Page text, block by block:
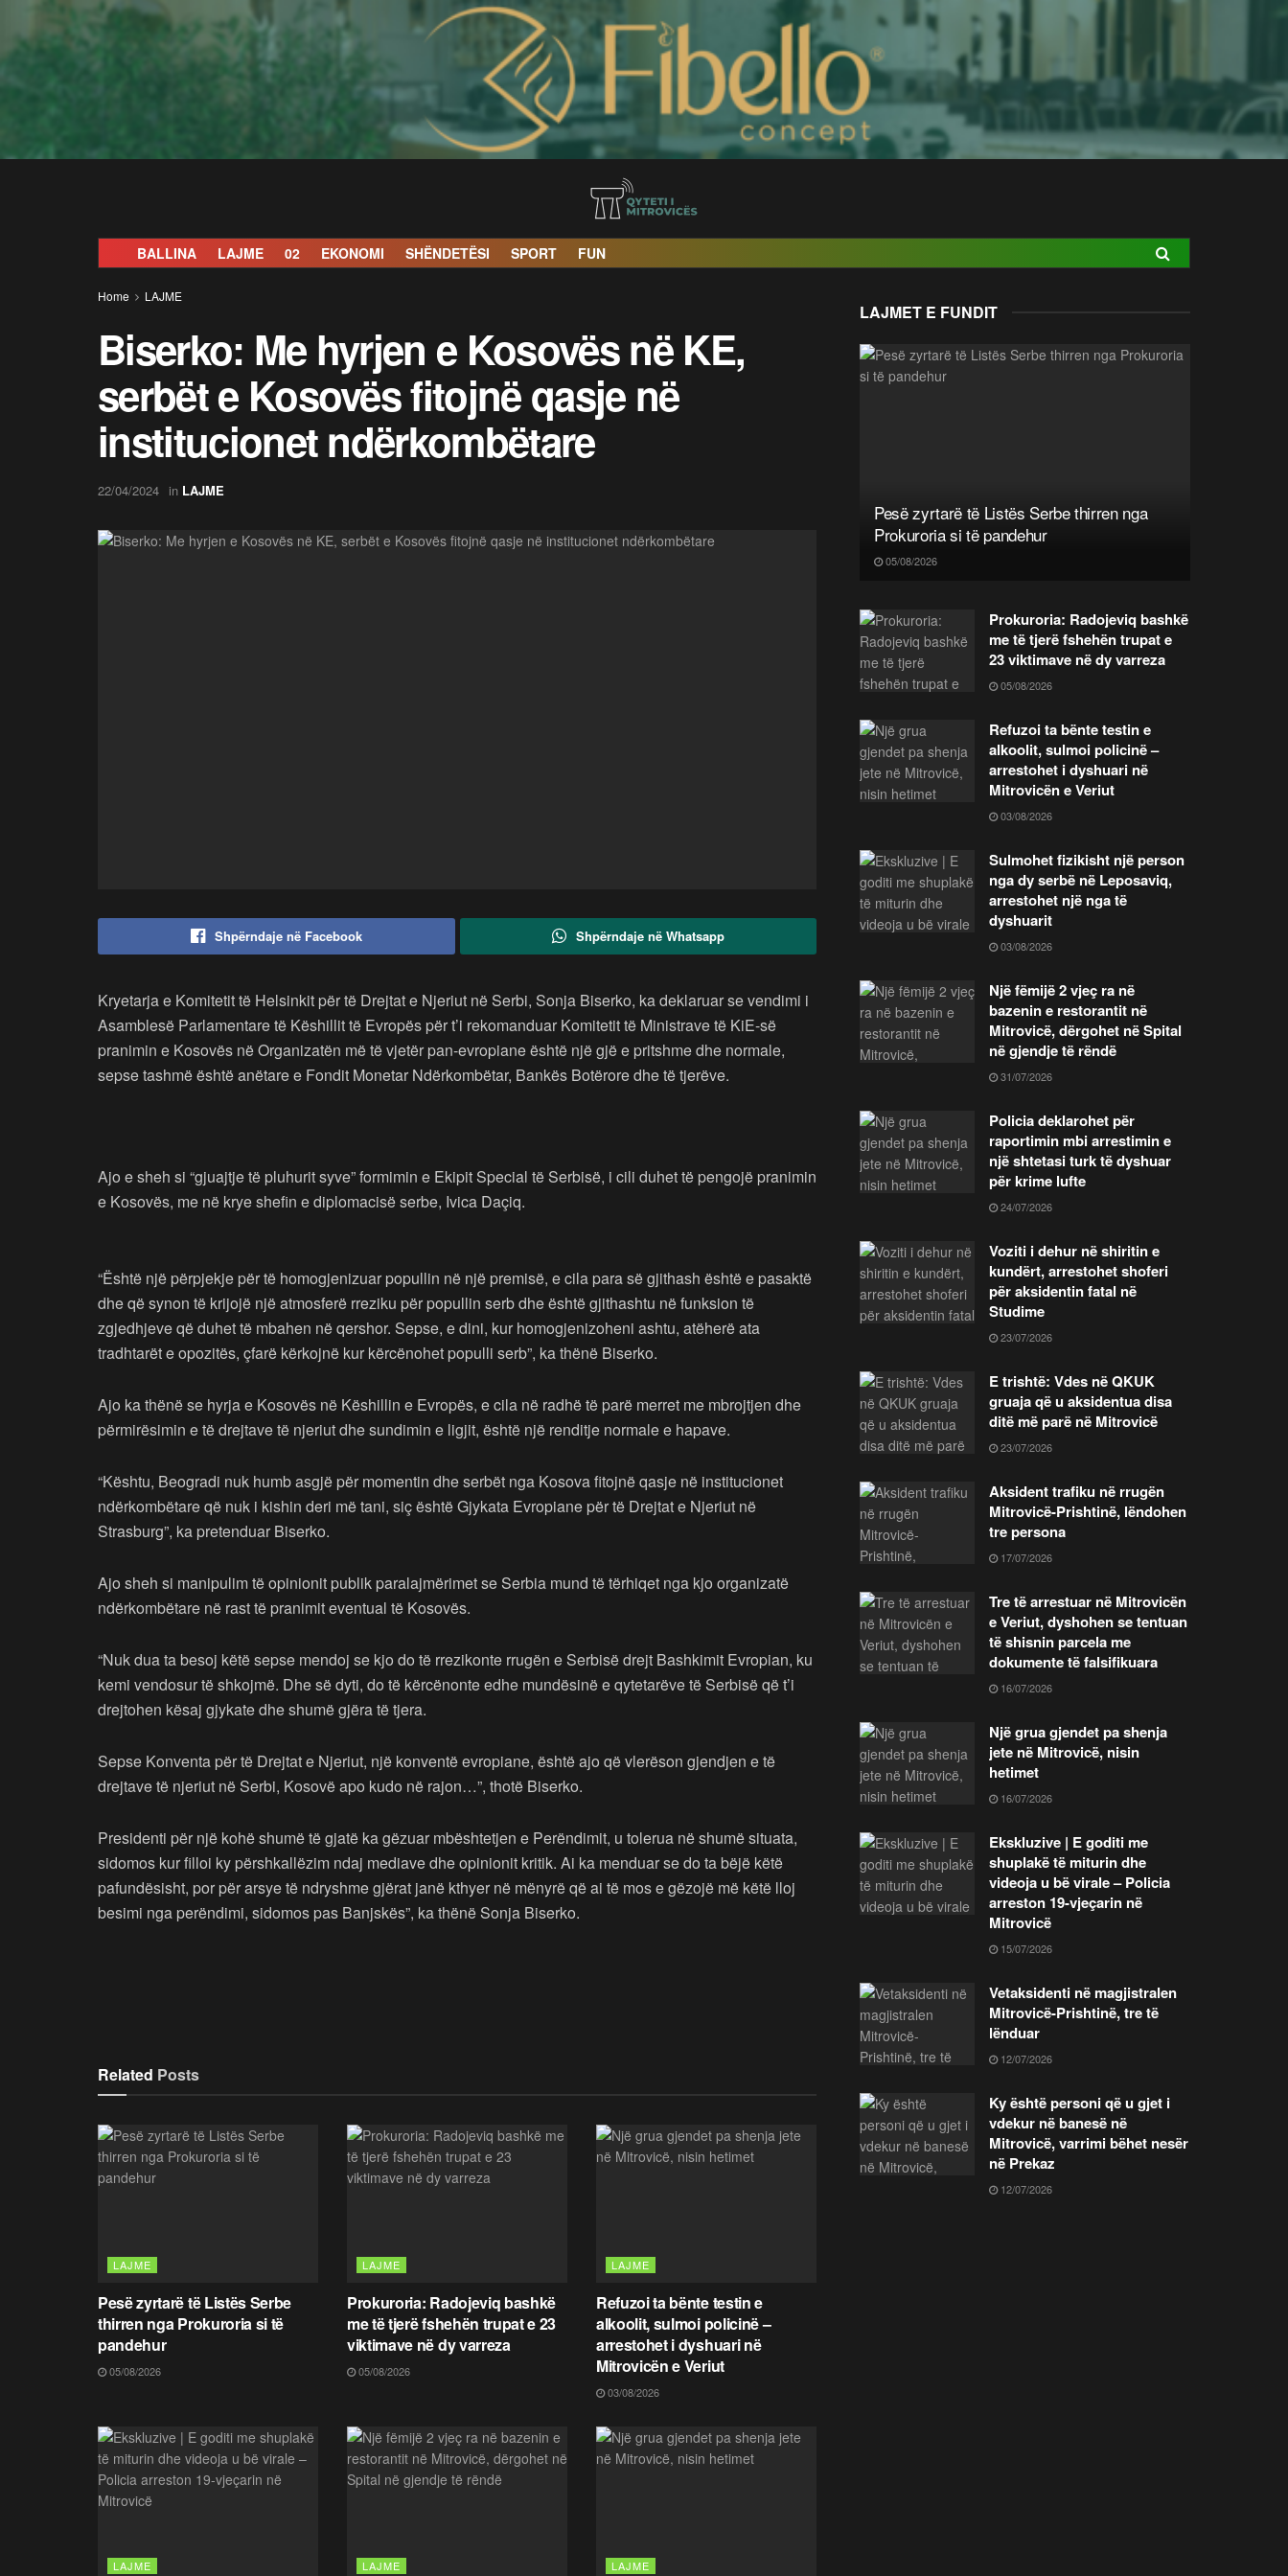
BALLINA LAJME 02 EKONOMI SHËNDETËSI SPORT FUN
Home LAJME
Biserko: Me hyrjen e Kosovës në KE,
serbët e Kosovës fitojnë qasje në
institucionet ndërkombëtare
22/04/2024 in LAJME
Shpërndaje në Facebook Shpërndaje në Whatsapp
Kryetarja e Komitetit të Helsinkit për të Drejtat e Njeriut në Serbi, Sonja Biserko, ka deklaruar se vendimi i
Asamblesë Parlamentare të Këshillit të Evropës për t’i rekomanduar Komitetit të Ministrave të KiE-së
pranimin e Kosovës në Organizatën më të vjetër pan-evropiane është një gjë e pritshme dhe normale,
sepse tashmë është anëtare e Fondit Monetar Ndërkombëtar, Bankës Botërore dhe të tjerëve.
Ajo e sheh si “gjuajtje të pluhurit syve” formimin e Ekipit Special të Serbisë, i cili duhet të pengojë pranimin
e Kosovës, me në krye shefin e diplomacisë serbe, Ivica Daçiq.
“Është një përpjekje për të homogjenizuar popullin në një premisë, e cila para së gjithash është e pasaktë
dhe që synon të krijojë një atmosferë rreziku për popullin serb dhe është gjithashtu në funksion të
zgjedhjeve që duhet të mbahen në qershor. Sepse, e dini, kur homogjenizoheni ashtu, atëherë ata
tradhtarët e opozitës, çfarë kërkojnë kur kërcënohet populli serb”, ka thënë Biserko.
Ajo ka thënë se hyrja e Kosovës në Këshillin e Evropës, e cila në radhë të parë merret me mbrojtjen dhe
përmirësimin e të drejtave të njeriut dhe sundimin e ligjit, është një renditje normale e hapave.
“Kështu, Beogradi nuk humb asgjë për momentin dhe serbët nga Kosova fitojnë qasje në institucionet
ndërkombëtare që nuk i kishin deri më tani, siç është Gjykata Evropiane për të Drejtat e Njeriut në
Strasburg”, ka pretenduar Biserko.
Ajo sheh si manipulim të opinionit publik paralajmërimet se Serbia mund të tërhiqet nga kjo organizatë
ndërkombëtare në rast të pranimit eventual të Kosovës.
“Nuk dua ta besoj këtë sepse mendoj se kjo do të rrezikonte rrugën e Serbisë drejt Bashkimit Evropian, ku
kemi vendosur të shkojmë. Dhe së dyti, do të kërcënonte edhe mundësinë e qytetarëve të Serbisë që t’i
drejtohen kësaj gjykate dhe shumë gjëra të tjera.
Sepse Konventa për të Drejtat e Njeriut, një konventë evropiane, është ajo që vlerëson gjendjen e të
drejtave të njeriut në Serbi, Kosovë apo kudo në rajon…”, thotë Biserko.
Presidenti për një kohë shumë të gjatë ka gëzuar mbështetjen e Perëndimit, u tolerua në shumë situata,
sidomos kur filloi ky përshkallëzim ndaj mediave dhe opinionit kritik. Ai ka menduar se do ta bëjë këtë
pafundësisht, por për arsye të ndryshme gjërat janë kthyer në mënyrë që ai të mos e gëzojë më këtë lloj
besimi nga perëndimi, sidomos pas Banjskës”, ka thënë Sonja Biserko.
Related Posts
LAJME
Pesë zyrtarë të Listës Serbe
thirren nga Prokuroria si të
pandehur
05/08/2026
LAJME
Prokuroria: Radojeviq bashkë
me të tjerë fshehën trupat e 23
viktimave në dy varreza
05/08/2026
LAJME
Refuzoi ta bënte testin e
alkoolit, sulmoi policinë –
arrestohet i dyshuari në
Mitrovicën e Veriut
03/08/2026
LAJME LAJME LAJME
LAJMET E FUNDIT
Pesë zyrtarë të Listës Serbe thirren nga
Prokuroria si të pandehur
05/08/2026
Prokuroria: Radojeviq bashkë
me të tjerë fshehën trupat e
23 viktimave në dy varreza
05/08/2026
Refuzoi ta bënte testin e
alkoolit, sulmoi policinë –
arrestohet i dyshuari në
Mitrovicën e Veriut
03/08/2026
Sulmohet fizikisht një person
nga dy serbë në Leposaviq,
arrestohet një nga të
dyshuarit
03/08/2026
Një fëmijë 2 vjeç ra në
bazenin e restorantit në
Mitrovicë, dërgohet në Spital
në gjendje të rëndë
31/07/2026
Policia deklarohet për
raportimin mbi arrestimin e
një shtetasi turk të dyshuar
për krime lufte
24/07/2026
Voziti i dehur në shiritin e
kundërt, arrestohet shoferi
për aksidentin fatal në
Studime
23/07/2026
E trishtë: Vdes në QKUK
gruaja që u aksidentua disa
ditë më parë në Mitrovicë
23/07/2026
Aksident trafiku në rrugën
Mitrovicë-Prishtinë, lëndohen
tre persona
17/07/2026
Tre të arrestuar në Mitrovicën
e Veriut, dyshohen se tentuan
të shisnin parcela me
dokumente të falsifikuara
16/07/2026
Një grua gjendet pa shenja
jete në Mitrovicë, nisin
hetimet
16/07/2026
Ekskluzive | E goditi me
shuplakë të miturin dhe
videoja u bë virale – Policia
arreston 19-vjeçarin në
Mitrovicë
15/07/2026
Vetaksidenti në magjistralen
Mitrovicë-Prishtinë, tre të
lënduar
12/07/2026
Ky është personi që u gjet i
vdekur në banesë në
Mitrovicë, varrimi bëhet nesër
në Prekaz
12/07/2026